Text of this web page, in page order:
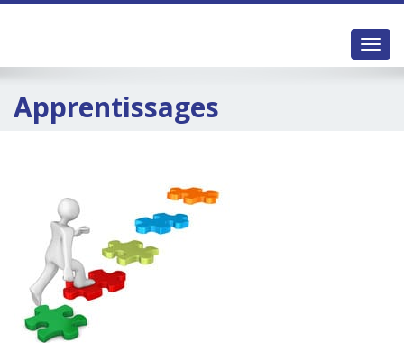
Apprentissages